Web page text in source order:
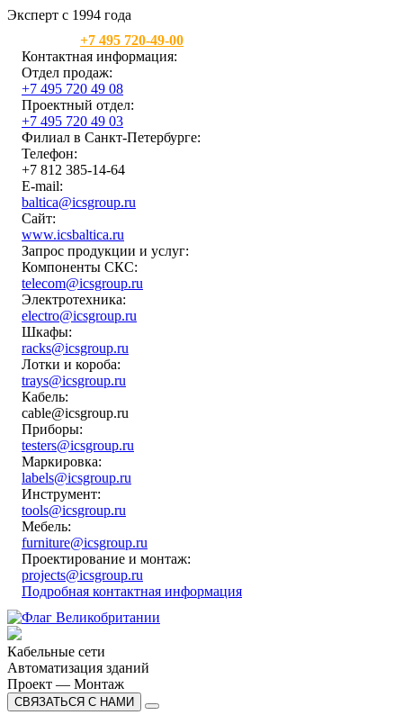
Эксперт с 1994 года
+7 495 720-49-00
Контактная информация:
Отдел продаж:
+7 495 720 49 08
Проектный отдел:
+7 495 720 49 03
Филиал в Санкт-Петербурге:
Телефон:
+7 812 385-14-64
E-mail:
baltica@icsgroup.ru
Сайт:
www.icsbaltica.ru
Запрос продукции и услуг:
Компоненты СКС:
telecom@icsgroup.ru
Электротехника:
electro@icsgroup.ru
Шкафы:
racks@icsgroup.ru
Лотки и короба:
trays@icsgroup.ru
Кабель:
cable@icsgroup.ru
Приборы:
testers@icsgroup.ru
Маркировка:
labels@icsgroup.ru
Инструмент:
tools@icsgroup.ru
Мебель:
furniture@icsgroup.ru
Проектирование и монтаж:
projects@icsgroup.ru
Подробная контактная информация
Кабельные сети
Автоматизация зданий
Проект — Монтаж
СВЯЗАТЬСЯ С НАМИ